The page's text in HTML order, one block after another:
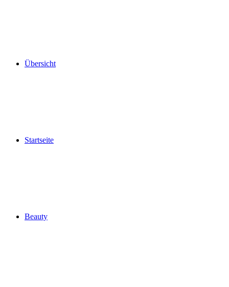
Übersicht
Startseite
Beauty